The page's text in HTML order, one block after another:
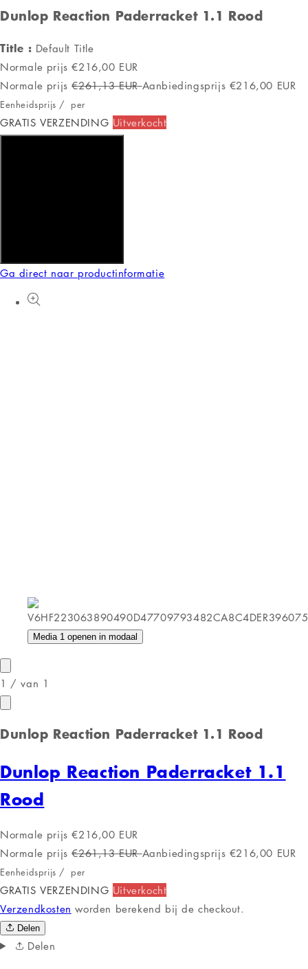
Dunlop Reaction Paderracket 1.1 Rood
Title : Default Title
Normale prijs €216,00 EUR
Normale prijs €261,13 EURAanbiedingsprijs €216,00 EUR
Eenheidsprijs / per
GRATIS VERZENDING Uitverkocht
Ga direct naar productinformatie
Media 1 openen in modaal
1 /van 1
Dunlop Reaction Paderracket 1.1 Rood
Dunlop Reaction Paderracket 1.1
Rood
Normale prijs €216,00 EUR
Normale prijs €261,13 EURAanbiedingsprijs €216,00 EUR
Eenheidsprijs / per
GRATIS VERZENDING Uitverkocht
Verzendkosten worden berekend bij de checkout.
Delen
Delen